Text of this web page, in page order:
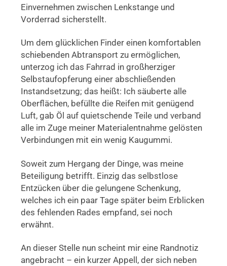
Einvernehmen zwischen Lenkstange und
Vorderrad sicherstellt.
Um dem glücklichen Finder einen komfortablen
schiebenden Abtransport zu ermöglichen,
unterzog ich das Fahrrad in großherziger
Selbstaufopferung einer abschließenden
Instandsetzung; das heißt: Ich säuberte alle
Oberflächen, befüllte die Reifen mit genügend
Luft, gab Öl auf quietschende Teile und verband
alle im Zuge meiner Materialentnahme gelösten
Verbindungen mit ein wenig Kaugummi.
Soweit zum Hergang der Dinge, was meine
Beteiligung betrifft. Einzig das selbstlose
Entzücken über die gelungene Schenkung,
welches ich ein paar Tage später beim Erblicken
des fehlenden Rades empfand, sei noch
erwähnt.
An dieser Stelle nun scheint mir eine Randnotiz
angebracht – ein kurzer Appell, der sich neben